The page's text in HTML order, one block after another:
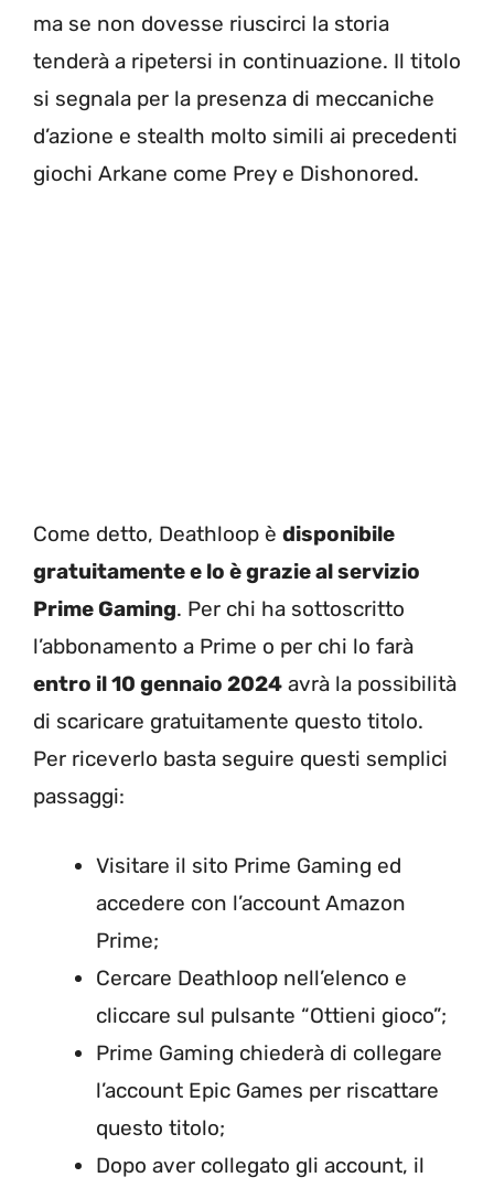
ma se non dovesse riuscirci la storia
tenderà a ripetersi in continuazione. Il titolo
si segnala per la presenza di meccaniche
d’azione e stealth molto simili ai precedenti
giochi Arkane come Prey e Dishonored.
Come detto, Deathloop è disponibile
gratuitamente e lo è grazie al servizio
Prime Gaming. Per chi ha sottoscritto
l’abbonamento a Prime o per chi lo farà
entro il 10 gennaio 2024 avrà la possibilità
di scaricare gratuitamente questo titolo.
Per riceverlo basta seguire questi semplici
passaggi:
Visitare il sito Prime Gaming ed
accedere con l’account Amazon
Prime;
Cercare Deathloop nell’elenco e
cliccare sul pulsante “Ottieni gioco”;
Prime Gaming chiederà di collegare
l’account Epic Games per riscattare
questo titolo;
Dopo aver collegato gli account, il